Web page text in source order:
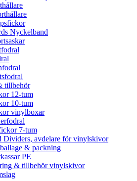
Nyckelband
tillbehör
12-tum
10-tum
vinylboxar
7-tum
Dividers, avdelare för vinylskivor
& packning
PE
& tillbehör vinylskivor